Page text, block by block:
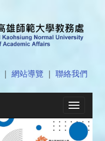
網站導覽 聯絡我們
Toggle